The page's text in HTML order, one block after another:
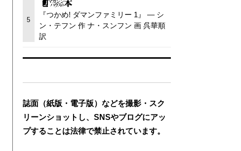
5
『つかめ! ダマンファミリー 1』 — シ
ン・テフン 作 ナ・スンフン 画 呉華順
訳
誌面（紙版・電子版）などを撮影・スク
リーンショットし、SNSやブログにアッ
プすることは法律で禁止されています。